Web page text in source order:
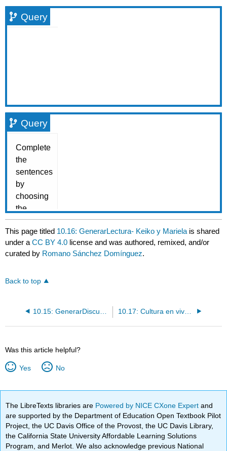
Query
Query
This page titled 10.16: GenerarLectura- Keiko y Mariela is shared
under aCC BY 4.0 license and was authored, remixed, and/or
curated by Romano Sánchez Domínguez.
Back to top
10.17: Cultura en vivo. Guatemala
Was this article helpful?
Yes No
The LibreTexts libraries are Powered by NICE CXone Expertand
are supported by the Department of Education Open Textbook Pilot
Project, the UC Davis Office of the Provost, the UC Davis Library,
the California State University Affordable Learning Solutions
Program, and Merlot. We also acknowledge previous National